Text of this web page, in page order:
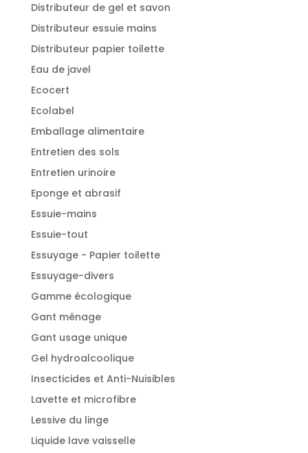
Distributeur de gel et savon
Distributeur essuie mains
Distributeur papier toilette
Eau de javel
Ecocert
Ecolabel
Emballage alimentaire
Entretien des sols
Entretien urinoire
Eponge et abrasif
Essuie-mains
Essuie-tout
Essuyage - Papier toilette
Essuyage-divers
Gamme écologique
Gant ménage
Gant usage unique
Gel hydroalcoolique
Insecticides et Anti-Nuisibles
Lavette et microfibre
Lessive du linge
Liquide lave vaisselle